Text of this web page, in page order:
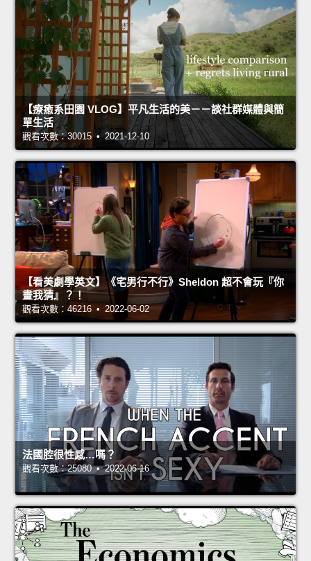
【療癒系田園 VLOG】平凡生活的美－－談社群媒體與簡
單生活
觀看次數：30015 • 2021-12-10
【看美劇學英文】《宅男行不行》Sheldon 超不會玩『你
畫我猜』？！
觀看次數：46216 • 2022-06-02
法國腔很性感…嗎？
觀看次數：25080 • 2022-06-16